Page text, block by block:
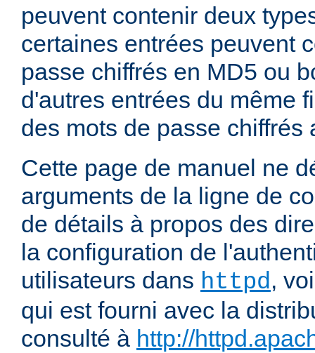
peuvent contenir deux
certaines entrées peuvent
passe chiffrés en MD5 ou
d'autres entrées du même
des mots de passe chiffrés
Cette page de manuel ne
arguments de la ligne de
de détails à propos des
la configuration de
utilisateurs dans httpd,
qui est fourni avec la
consulté à http://